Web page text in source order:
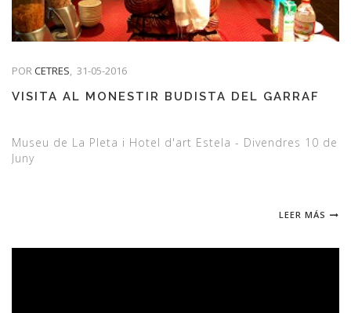
PORCETRES, 31-05-2016
VISITA AL MONESTIR BUDISTA DEL GARRAF
Museu de La Pleta i Hotel d'art Estela - Divendres 10 de
Juny
LEER MÁS